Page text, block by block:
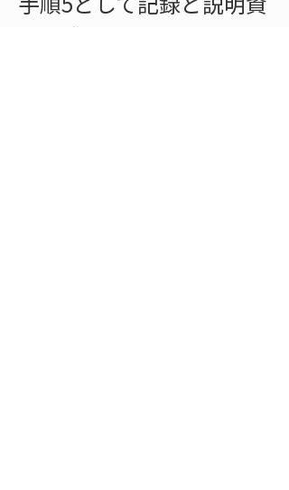
料に残し次の確認につな